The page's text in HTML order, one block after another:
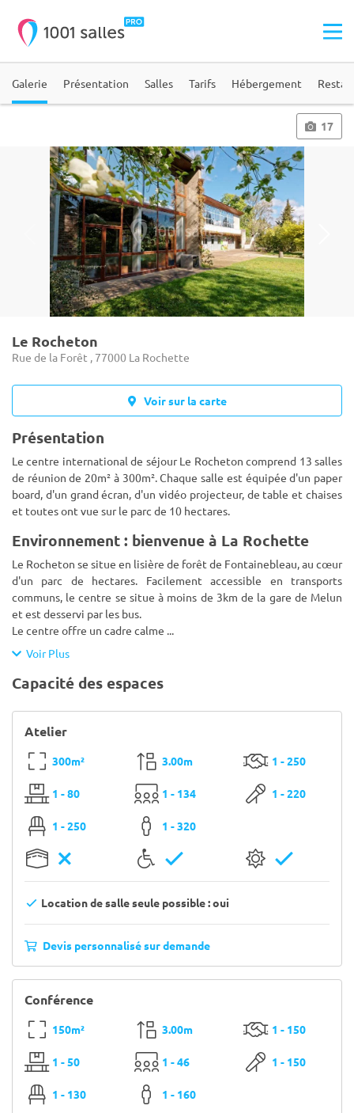
Galerie Présentation Salles Tarifs Hébergement
17
Le Rocheton
Rue de la Forêt , 77000 La Rochette
Voir sur la carte
Présentation
Le centre international de séjour Le Rocheton comprend 13 salles
de réunion de 20m² à 300m². Chaque salle est équipée d'un paper
board, d'un grand écran, d'un vidéo projecteur, de table et chaises
et toutes ont vue sur le parc de 10 hectares.
Environnement : bienvenue à La Rochette
Le Rocheton se situe en lisière de forêt de Fontainebleau, au cœur
d'un parc de hectares. Facilement accessible en transports
communs, le centre se situe à moins de 3km de la gare de Melun
et est desservi par les bus.
Le centre offre un cadre calme ...
Voir Plus
Capacité des espaces
Atelier
300m² 3.00m 1 - 250
1 - 80 1 - 134 1 - 220
1 - 250 1 - 320
Location de salle seule possible : oui
Devis personnalisé sur demande
Conférence
150m² 3.00m 1 - 150
1 - 50 1 - 46 1 - 150
1 - 130 1 - 160